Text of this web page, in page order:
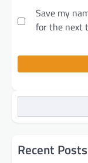
Save my
for the next
Recent Posts